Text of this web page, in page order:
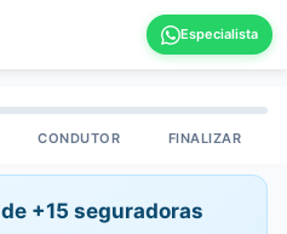
CONDUTOR FINALIZAR
+15 seguradoras